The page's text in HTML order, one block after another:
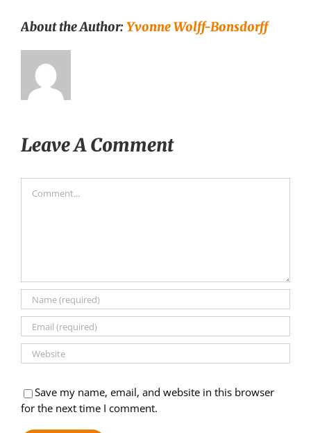
About the Author:Yvonne Wolff-Bonsdorff
Leave A Comment
Save my name, email, and website in this browser
for the next time I comment.